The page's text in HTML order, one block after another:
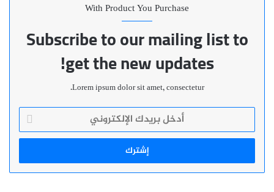
With Product You Purchase
Subscribe to our mailing list to
get the new updates!
Lorem ipsum dolor sit amet, consectetur.
أدخل
الإلكتروني